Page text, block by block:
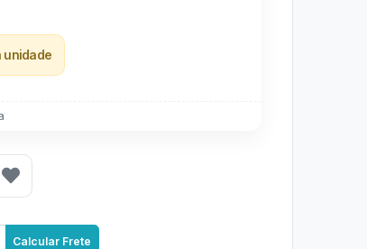
unidade
Calcular Frete